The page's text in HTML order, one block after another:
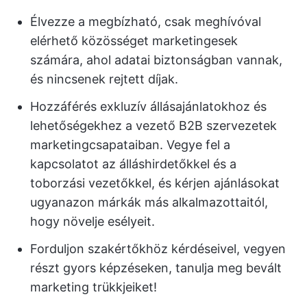
Élvezze a megbízható, csak meghívóval
elérhető közösséget marketingesek
számára, ahol adatai biztonságban vannak,
és nincsenek rejtett díjak.
Hozzáférés exkluzív állásajánlatokhoz és
lehetőségekhez a vezető B2B szervezetek
marketingcsapataiban. Vegye fel a
kapcsolatot az álláshirdetőkkel és a
toborzási vezetőkkel, és kérjen ajánlásokat
ugyanazon márkák más alkalmazottaitól,
hogy növelje esélyeit.
Forduljon szakértőkhöz kérdéseivel, vegyen
részt gyors képzéseken, tanulja meg bevált
marketing trükkjeiket!